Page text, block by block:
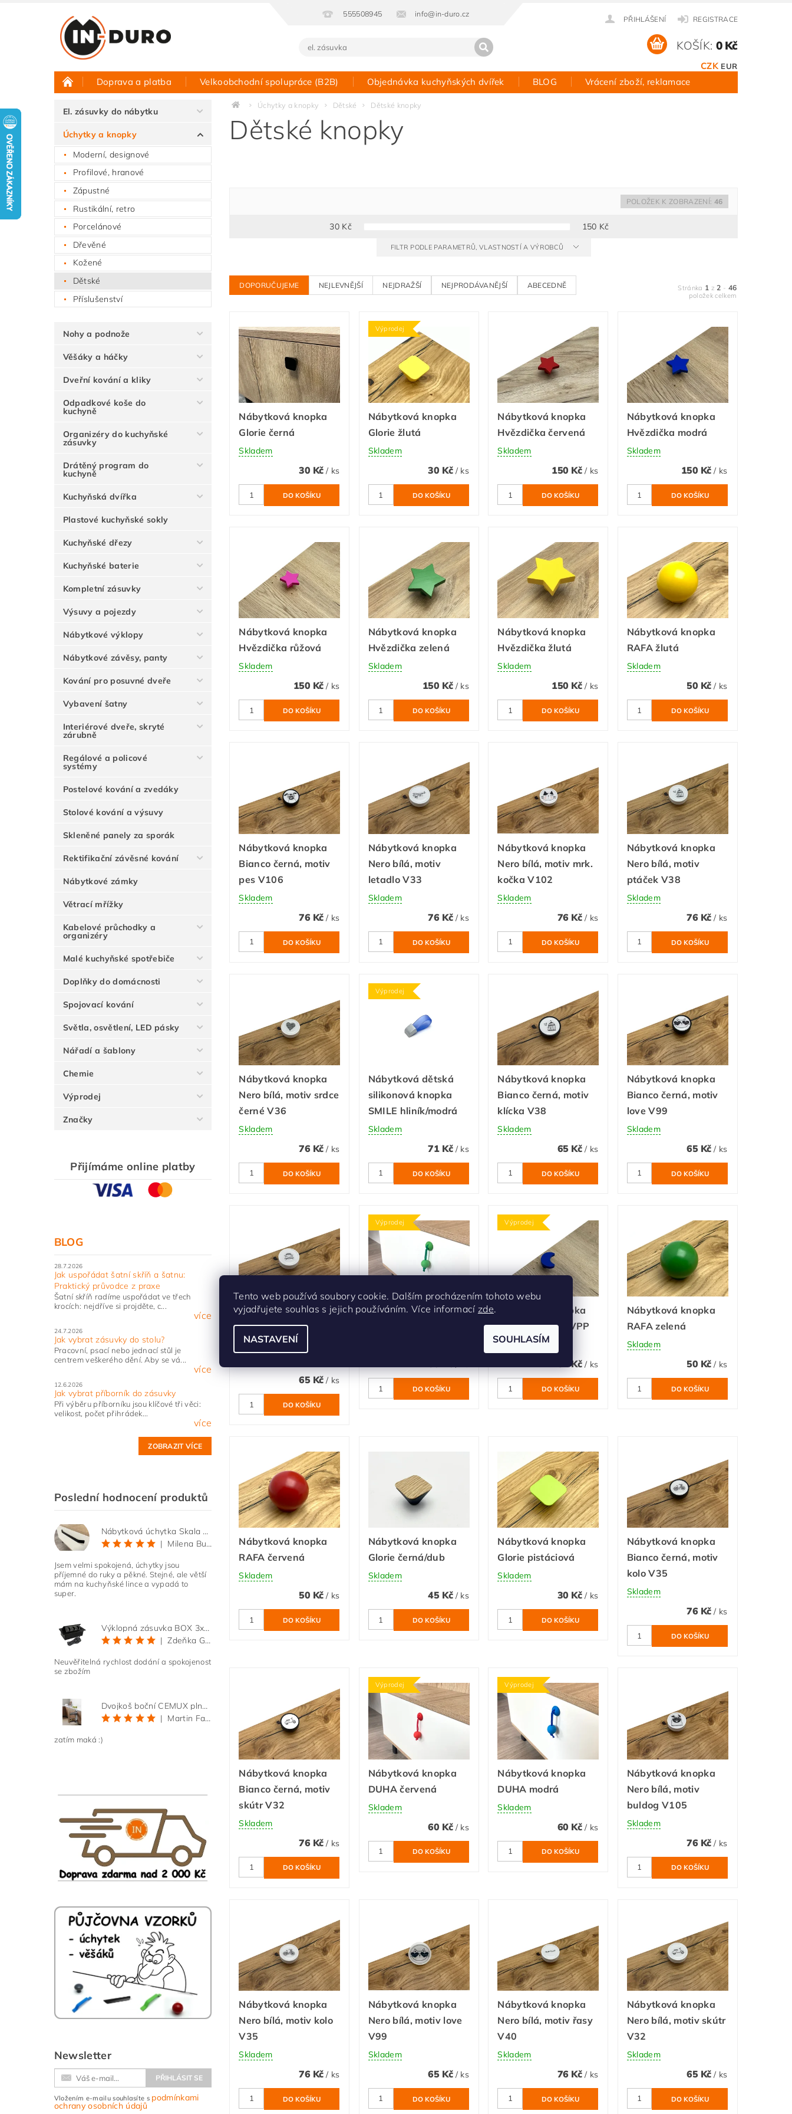
555508945 info@in-duro.cz
PŘIHLÁŠENÍ REGISTRACE
CZK EUR
KOŠÍK: 0 Kč
Doprava a platba Velkoobchodní spolupráce (B2B) Objednávka kuchyňských dvířek BLOG Vrácení zboží, reklamace
Půjčovna vzorků Hodnocení obchodu Kontakt
El. zásuvky do nábytku
Úchytky a knopky
Moderní, designové
Profilové, hranové
Zápustné
Rustikální, retro
Porcelánové
Dřevěné
Kožené
Dětské
Příslušenství
Nohy a podnože
Věšáky a háčky
Dveřní kování a kliky
Odpadkové koše do
kuchyně
Organizéry do kuchyňské
zásuvky
Drátěný program do
kuchyně
Kuchyňská dvířka
Plastové kuchyňské sokly
Kuchyňské dřezy
Kuchyňské baterie
Kompletní zásuvky
Výsuvy a pojezdy
Nábytkové výklopy
Nábytkové závěsy, panty
Kování pro posuvné dveře
Vybavení šatny
Interiérové dveře, skryté
zárubně
Regálové a policové
systémy
Postelové kování a zvedáky
Stolové kování a výsuvy
Skleněné panely za sporák
Rektifikační závěsné kování
Nábytkové zámky
Větrací mřížky
Kabelové průchodky a
organizéry
Malé kuchyňské spotřebiče
Doplňky do domácnosti
Spojovací kování
Světla, osvětlení, LED pásky
Nářadí a šablony
Chemie
Výprodej
Značky
Přijímáme online platby
BLOG
28.7.2026
Jak uspořádat šatní skříň a šatnu:
Praktický průvodce z praxe
Šatní skříň radíme uspořádat ve třech
krocích: nejdříve si projděte, c...
více
24.7.2026
Jak vybrat zásuvky do stolu?
Pracovní, psací nebo jednací stůl je
centrem veškerého dění. Aby se vá...
více
12.6.2026
Jak vybrat příborník do zásuvky
Při výběru příborníku jsou klíčové tři věci:
velikost, počet přihrádek...
více
ZOBRAZIT VÍCE
Poslední hodnocení produktů
Nábytková úchytka Skala černá matná
|
Milena Bučková
Jsem velmi spokojená, úchytky jsou
příjemné do ruky a pěkné. Stejné, ale větší
mám na kuchyňské lince a vypadá to
super.
Výklopná zásuvka BOX 3x 230V s 3m kabelem - černá
|
Zdeňka Gold
Neuvěřitelná rychlost dodání a spokojenost
se zbožím
Dvojkoš boční CEMUX plné dno 3D, s tlumením antracit 200 mm
|
Martin Faltus
zatím maká :)
Newsletter
Vložením e-mailu souhlasíte s podmínkami
ochrany osobních údajů
Úchytky a knopky Dětské Dětské knopky
Dětské knopky
30 Kč 150 Kč
POLOŽEK K ZOBRAZENÍ: 46
FILTR PODLE PARAMETRŮ, VLASTNOSTÍ A VÝROBCŮ
DOPORUČUJEME NEJLEVNĚJŠÍ NEJDRAŽŠÍ NEJPRODÁVANĚJŠÍ ABECEDNĚ Stránka 1 z2 - 46
položek celkem
Nábytková knopka
Glorie černá
Skladem
30 Kč/ ks
Výprodej
Nábytková knopka
Glorie žlutá
Skladem
30 Kč / ks
Nábytková knopka
Hvězdička červená
Skladem
150 Kč / ks
Nábytková knopka
Hvězdička modrá
Skladem
150 Kč/ ks
Nábytková knopka
Hvězdička růžová
Skladem
150 Kč/ ks
Nábytková knopka
Hvězdička zelená
Skladem
150 Kč / ks
Nábytková knopka
Hvězdička žlutá
Skladem
150 Kč / ks
Nábytková knopka
RAFA žlutá
Skladem
50 Kč/ ks
Nábytková knopka
Bianco černá, motiv
pes V106
Skladem
76 Kč/ ks
Nábytková knopka
Nero bílá, motiv
letadlo V33
Skladem
76 Kč / ks
Nábytková knopka
Nero bílá, motiv mrk.
kočka V102
Skladem
76 Kč / ks
Nábytková knopka
Nero bílá, motiv
ptáček V38
Skladem
76 Kč/ ks
Nábytková knopka
Nero bílá, motiv srdce
černé V36
Skladem
76 Kč/ ks
Výprodej
Nábytková dětská
silikonová knopka
SMILE hliník/modrá
Skladem
71 Kč / ks
Nábytková knopka
Bianco černá, motiv
klícka V38
Skladem
65 Kč / ks
Nábytková knopka
Bianco černá, motiv
love V99
Skladem
65 Kč/ ks
Nábytková knopka
Nero bílá, motiv auto
V34
65 Kč/ ks
Výprodej
Nábytková knopka
Výprodej
Nábytková knopka
měsíček modrý VPP
Skladem
57 Kč / ks
Nábytková knopka
RAFA zelená
Skladem
50 Kč/ ks
Nábytková knopka
RAFA červená
Skladem
50 Kč/ ks
Nábytková knopka
Glorie černá/dub
Skladem
45 Kč / ks
Nábytková knopka
Glorie pistáciová
Skladem
30 Kč / ks
Nábytková knopka
Bianco černá, motiv
kolo V35
Skladem
76 Kč/ ks
Nábytková knopka
Bianco černá, motiv
skútr V32
Skladem
76 Kč/ ks
Výprodej
Nábytková knopka
DUHA červená
Skladem
60 Kč / ks
Výprodej
Nábytková knopka
DUHA modrá
Skladem
60 Kč / ks
Nábytková knopka
Nero bílá, motiv
buldog V105
Skladem
76 Kč/ ks
Nábytková knopka
Nero bílá, motiv kolo
V35
Skladem
76 Kč/ ks
Nábytková knopka
Nero bílá, motiv love
V99
Skladem
65 Kč / ks
Nábytková knopka
Nero bílá, motiv řasy
V40
Skladem
76 Kč / ks
Nábytková knopka
Nero bílá, motiv skútr
V32
Skladem
65 Kč/ ks
Tento web používá soubory cookie. Dalším procházením tohoto webu
vyjadřujete souhlas s jejich používáním. Více informací zde.
NASTAVENÍ SOUHLASÍM